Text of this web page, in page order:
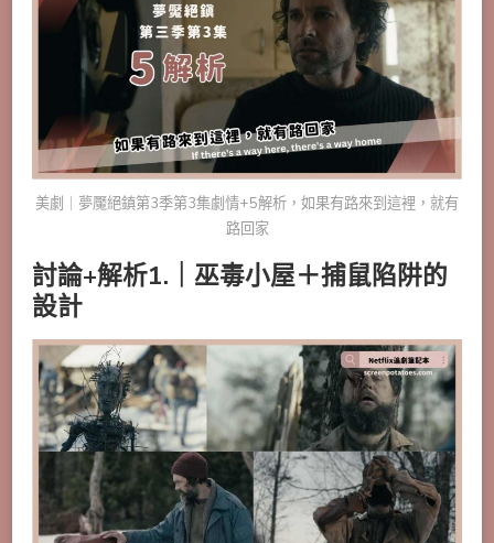
美劇｜夢魘絕鎮第3季第3集劇情+5解析，如果有路來到這裡，就有
路回家
討論+解析1.｜巫毒小屋＋捕鼠陷阱的
設計